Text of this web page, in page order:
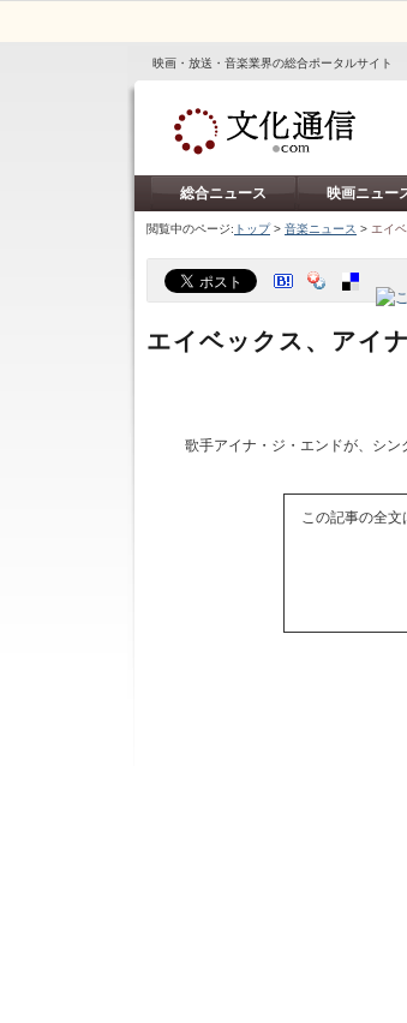
映画・放送・音楽業界の総合ポータルサイト
総合ニュース 映画ニュー
閲覧中のページ: トップ> 音楽ニュース > エイ
エイベックス、アイ
歌手アイナ・ジ・エンドが、シ
この記事の全文